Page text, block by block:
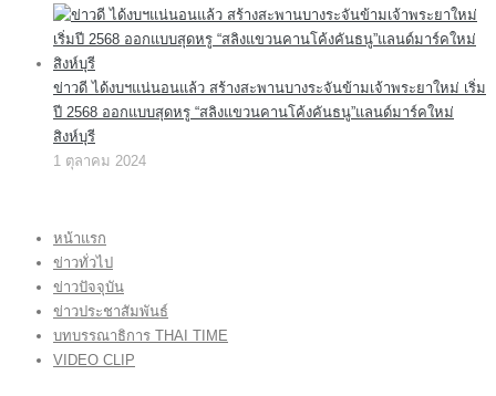
ข่าวดี ได้งบฯแน่นอนแล้ว สร้างสะพานบางระจันข้ามเจ้าพระยาใหม่ เริ่ม
ปี 2568 ออกแบบสุดหรู “สลิงแขวนคานโค้งคันธนู”แลนด์มาร์คใหม่
สิงห์บุรี
1 ตุลาคม 2024
หน้าแรก
ข่าวทั่วไป
ข่าวปัจจุบัน
ข่าวประชาสัมพันธ์
บทบรรณาธิการ THAI TIME
VIDEO CLIP